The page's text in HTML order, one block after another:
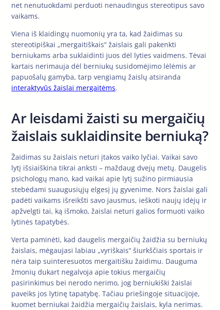
net nenutuokdami perduoti nenaudingus stereotipus savo
vaikams.
Viena iš klaidingų nuomonių yra ta, kad žaidimas su
stereotipiškai „mergaitiškais“ žaislais gali pakenkti
berniukams arba suklaidinti juos dėl lyties vaidmens. Tėvai
kartais nerimauja dėl berniukų susidomėjimo lėlėmis ar
papuošalų gamyba, tarp vengiamų žaislų atsiranda
interaktyvūs žaislai mergaitėms.
Ar leisdami žaisti su mergaičių
žaislais suklaidinsite berniuką?
Žaidimas su žaislais neturi įtakos vaiko lyčiai. Vaikai savo
lytį išsiaiškina tikrai anksti – maždaug dvejų metų. Daugelis
psichologų mano, kad vaikai apie lytį sužino pirmiausia
stebėdami suaugusiųjų elgesį jų gyvenime. Nors žaislai gali
padėti vaikams išreikšti savo jausmus, ieškoti naujų idėjų ir
apžvelgti tai, ką išmoko, žaislai neturi galios formuoti vaiko
lytinės tapatybės.
Verta paminėti, kad daugelis mergaičių žaidžia su berniukų
žaislais, mėgaujasi labiau „vyriškais“ šiurkščiais sportais ir
nėra taip suinteresuotos mergaitišku žaidimu. Dauguma
žmonių dukart negalvoja apie tokius mergaičių
pasirinkimus bei nerodo nerimo, jog berniukiški žaislai
paveiks jos lytinę tapatybę. Tačiau priešingoje situacijoje,
kuomet berniukai žaidžia mergaičių žaislais, kyla nerimas.